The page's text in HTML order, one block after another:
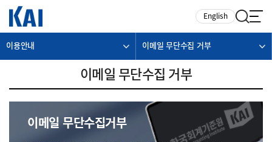
English
이용안내 이메일 무단수집 거부
이메일 무단수집 거부
이메일 무단수집거부